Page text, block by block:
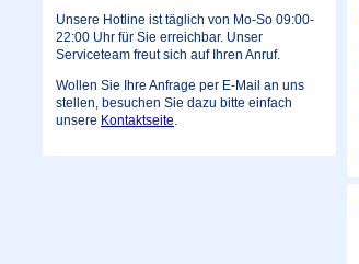
Unsere Hotline ist täglich von Mo-So 09:00-
22:00 Uhr für Sie erreichbar. Unser
Serviceteam freut sich auf Ihren Anruf.
Wollen Sie Ihre Anfrage per E-Mail an uns
stellen, besuchen Sie dazu bitte einfach
unsere Kontaktseite